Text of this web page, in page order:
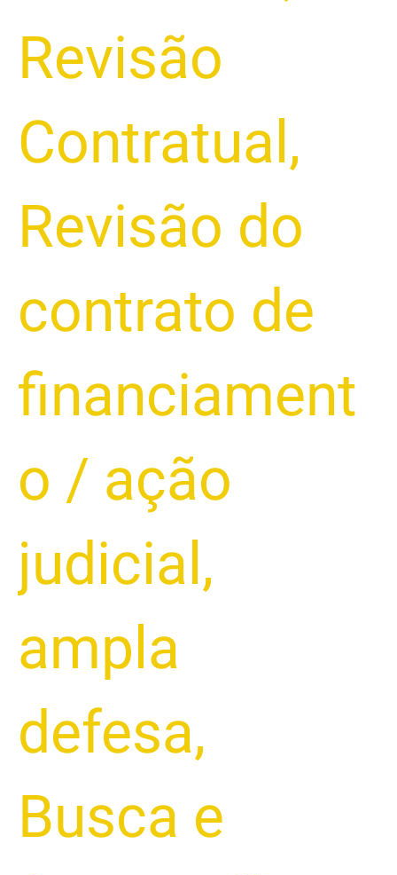
Revisão
Contratual ,
Revisão do
contrato de
financiament
o / ação
judicial ,
ampla
defesa,
Busca e